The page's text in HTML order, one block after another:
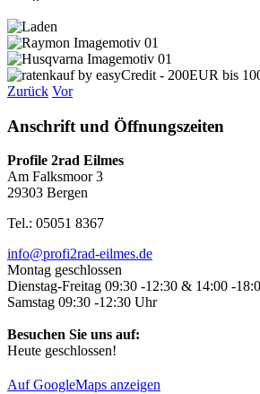
Zurück Vor
Anschrift und Öffnungszeiten
Profile 2rad Eilmes
Am Falksmoor 3
29303 Bergen
Tel.: 05051 8367
info@profi2rad-eilmes.de
Montag geschlossen
Dienstag-Freitag 09:30 -12:30 & 14:00 -
Samstag 09:30 -12:30 Uhr
Besuchen Sie uns auf:
Heute geschlossen!
Auf GoogleMaps anzeigen